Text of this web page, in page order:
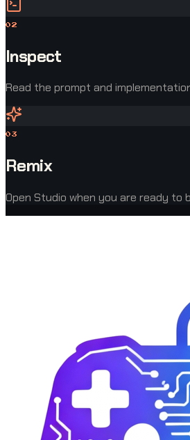
02
Inspect
Read the prompt and
03
Remix
Open Studio when you are ready to